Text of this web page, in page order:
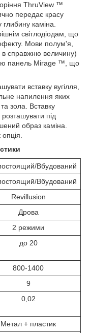
ThruView ™
передає красу
глибину каміна.
світлодіодам, що
ефекту. Мови полум'я,
в справжню величину)
панель Mirage ™, що
вставку вугілля,
напилення яких
зола. Вставку
під
образ каміна.
Вбудований
Вбудований
Revillusion
Дрова
2 режими
до 20
800-1400
9
0,02
Метал + пластик